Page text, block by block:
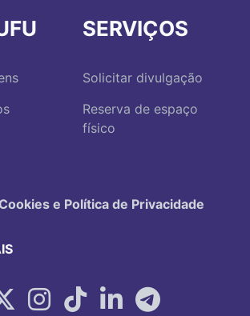
SERVIÇOS
Solicitar divulgação
Reserva de espaço
físico
e Política de Privacidade